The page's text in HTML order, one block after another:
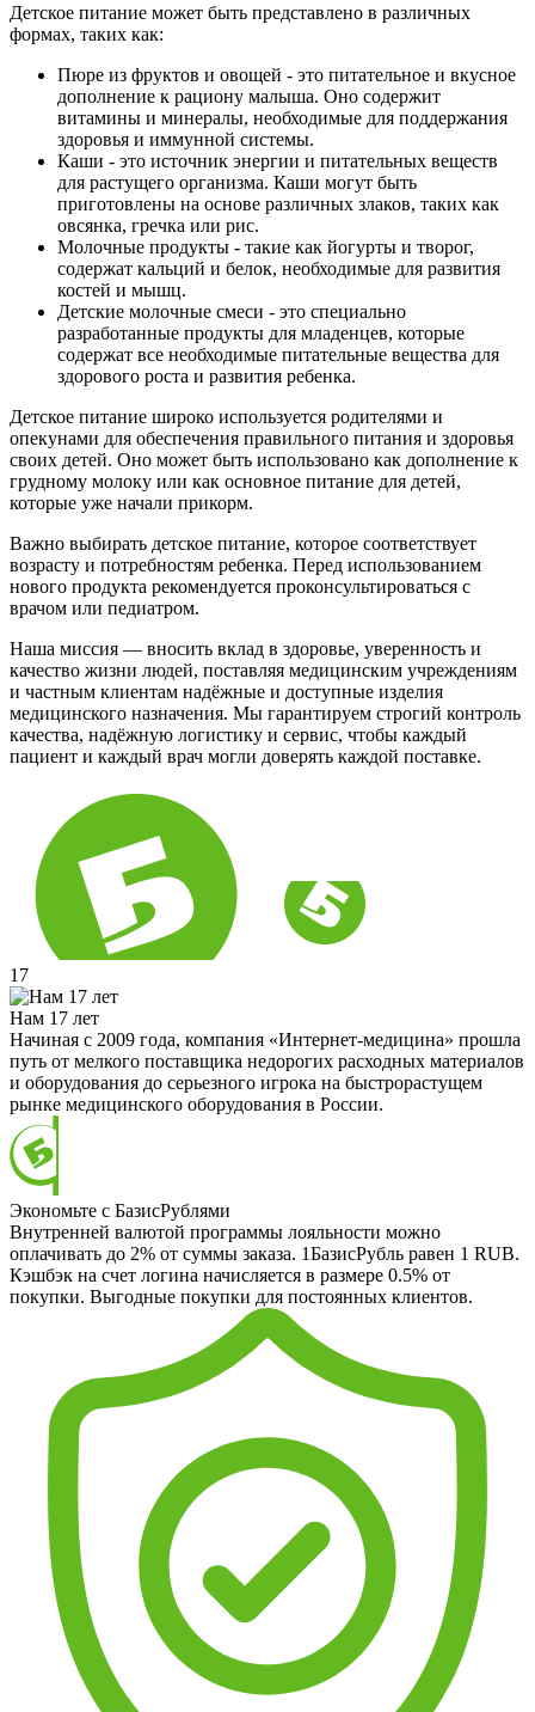
Детское питание может быть представлено в различных
формах, таких как:
Пюре из фруктов и овощей - это питательное и вкусное
дополнение к рациону малыша. Оно содержит
витамины и минералы, необходимые для поддержания
здоровья и иммунной системы.
Каши - это источник энергии и питательных веществ
для растущего организма. Каши могут быть
приготовлены на основе различных злаков, таких как
овсянка, гречка или рис.
Молочные продукты - такие как йогурты и творог,
содержат кальций и белок, необходимые для развития
костей и мышц.
Детские молочные смеси - это специально
разработанные продукты для младенцев, которые
содержат все необходимые питательные вещества для
здорового роста и развития ребенка.
Детское питание широко используется родителями и
опекунами для обеспечения правильного питания и здоровья
своих детей. Оно может быть использовано как дополнение к
грудному молоку или как основное питание для детей,
которые уже начали прикорм.
Важно выбирать детское питание, которое соответствует
возрасту и потребностям ребенка. Перед использованием
нового продукта рекомендуется проконсультироваться с
врачом или педиатром.
Наша миссия — вносить вклад в здоровье, уверенность и
качество жизни людей, поставляя медицинским учреждениям
и частным клиентам надёжные и доступные изделия
медицинского назначения. Мы гарантируем строгий контроль
качества, надёжную логистику и сервис, чтобы каждый
пациент и каждый врач могли доверять каждой поставке.
17
Нам 17 лет
Начиная с 2009 года, компания «Интернет-медицина» прошла
путь от мелкого поставщика недорогих расходных материалов
и оборудования до серьезного игрока на быстрорастущем
рынке медицинского оборудования в России.
Экономьте с БазисРублями
Внутренней валютой программы лояльности можно
оплачивать до 2% от суммы заказа. 1БазисРубль равен 1 RUB.
Кэшбэк на счет логина начисляется в размере 0.5% от
покупки. Выгодные покупки для постоянных клиентов.